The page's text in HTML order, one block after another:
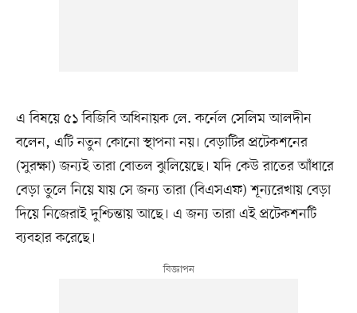
এ বিষয়ে ৫১ বিজিবি অধিনায়ক লে. কর্নেল সেলিম আলদীন
বলেন, এটি নতুন কোনো স্থাপনা নয়। বেড়াটির প্রটেকশনের
(সুরক্ষা) জন্যই তারা বোতল ঝুলিয়েছে। যদি কেউ রাতের আঁধারে
বেড়া তুলে নিয়ে যায় সে জন্য তারা (বিএসএফ) শূন্যরেখায় বেড়া
দিয়ে নিজেরাই দুশ্চিন্তায় আছে। এ জন্য তারা এই প্রটেকশনটি
ব্যবহার করেছে।